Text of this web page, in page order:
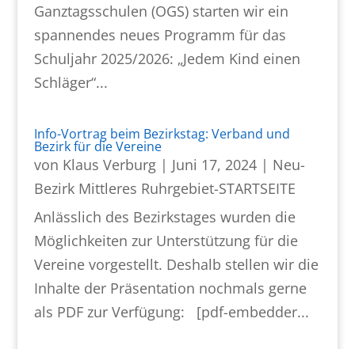
Ganztagsschulen (OGS) starten wir ein
spannendes neues Programm für das
Schuljahr 2025/2026: „Jedem Kind einen
Schläger“...
Info-Vortrag beim Bezirkstag: Verband und
Bezirk für die Vereine
von Klaus Verburg| Juni 17, 2024| Neu-
Bezirk Mittleres Ruhrgebiet-STARTSEITE
Anlässlich des Bezirkstages wurden die
Möglichkeiten zur Unterstützung für die
Vereine vorgestellt. Deshalb stellen wir die
Inhalte der Präsentation nochmals gerne
als PDF zur Verfügung: [pdf-embedder...